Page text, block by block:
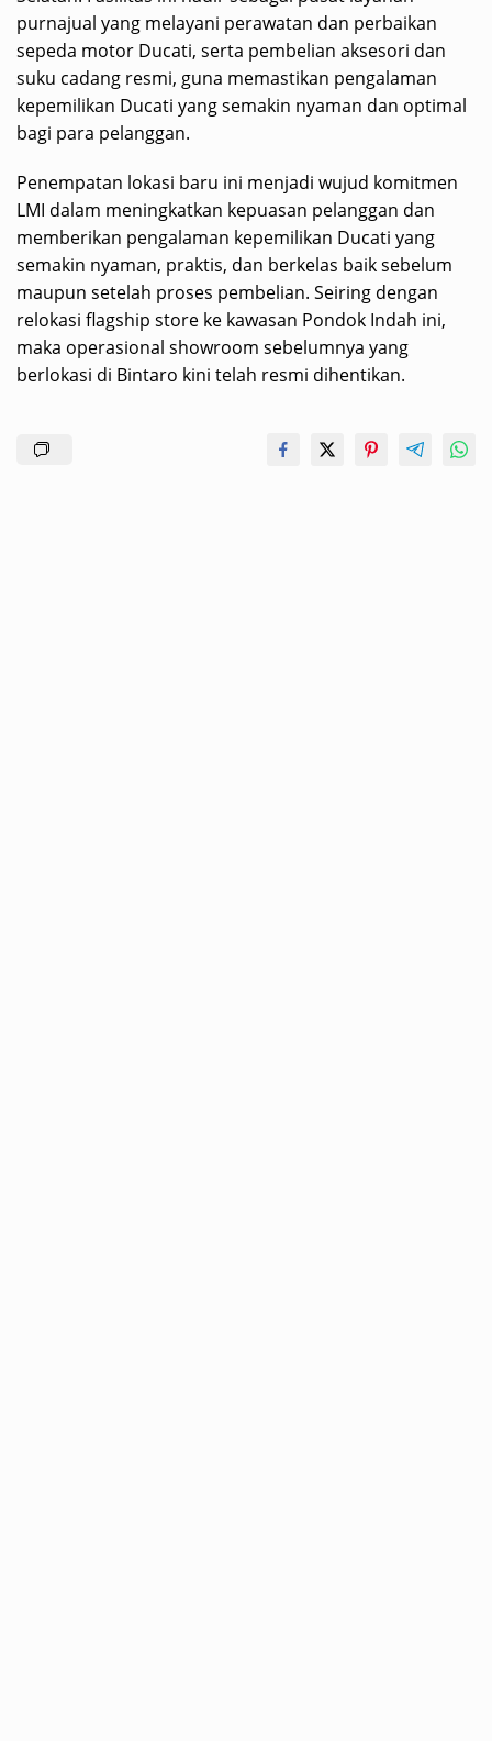
purnajual yang melayani perawatan dan perbaikan
sepeda motor Ducati, serta pembelian aksesori dan
suku cadang resmi, guna memastikan pengalaman
kepemilikan Ducati yang semakin nyaman dan optimal
bagi para pelanggan.
Penempatan lokasi baru ini menjadi wujud komitmen
LMI dalam meningkatkan kepuasan pelanggan dan
memberikan pengalaman kepemilikan Ducati yang
semakin nyaman, praktis, dan berkelas baik sebelum
maupun setelah proses pembelian. Seiring dengan
relokasi flagship store ke kawasan Pondok Indah ini,
maka operasional showroom sebelumnya yang
berlokasi di Bintaro kini telah resmi dihentikan.